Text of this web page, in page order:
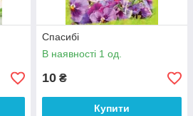
Спасибі
В наявності 1 од.
10 ₴
Купити